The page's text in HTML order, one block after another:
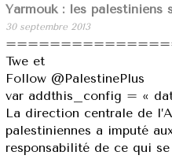
Yarmouk : les palestiniens
30 septembre 2013
Twe et
Follow @PalestinePlus
var addthis_config = «
La direction centrale de
palestiniennes a imputé
responsabilité de ce qui se